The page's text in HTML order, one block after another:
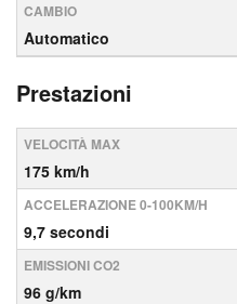
CAMBIO
Automatico
Prestazioni
VELOCITÀ MAX
175 km/h
ACCELERAZIONE 0-100KM/H
9,7 secondi
EMISSIONI CO2
96 g/km